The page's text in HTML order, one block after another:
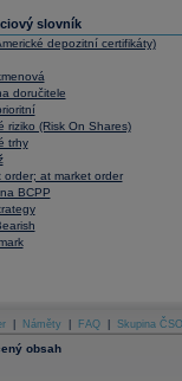
slovník
depozitní certifikáty)
doručitele
riziko (Risk On Shares)
trhy
order; at market order
BCPP
Bill Ratio
Náměty FAQ Skupina
obsah